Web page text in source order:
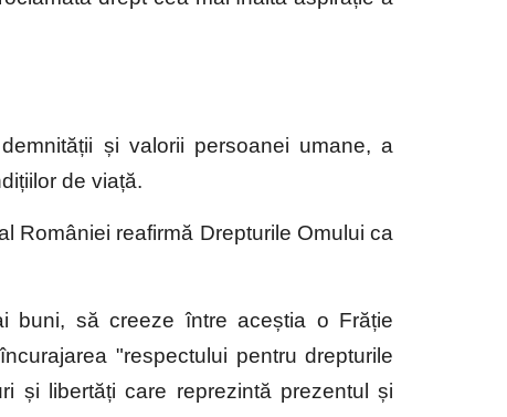
și valorii persoanei umane, a
de viață.
României reafirmă Drepturile Omului ca
buni, să creeze între aceștia o Frăție
"respectului pentru drepturile
și libertăți care reprezintă prezentul și